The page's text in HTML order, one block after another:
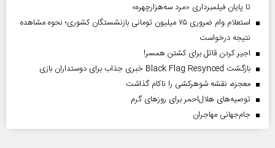
تا پایان فیلمبرداری «مرد سه‌هزارچهره»
استعلام وام ضروری ۷۵ میلیون تومانی بازنشستگان کشوری؛ نحوه مشاهده
نتیجه درخواست
اجیر کردن قاتل برای کشتن همسر!
بازگشت Black Flag Resynced خبری جذاب برای دوستداران بازی
معجزه، نقشه شوهرکشی را ناکام گذاشت
توصیه‌های هلال‌احمر برای روز‌های گرم
جام‌جهانی مهاجران